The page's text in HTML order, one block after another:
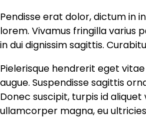
Pendisse erat dolor, dictum in
lorem. Vivamus fringilla varius
in dui dignissim sagittis.
Pielerisque hendrerit eget
augue. Suspendisse sagittis
Donec suscipit, turpis id aliquet
ullamcorper magna, eu